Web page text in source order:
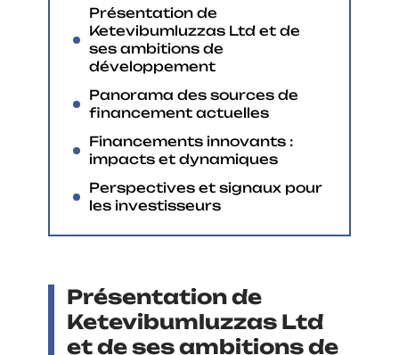
Présentation de
Ketevibumluzzas Ltd et de
ses ambitions de
développement
Panorama des sources de
financement actuelles
Financements innovants :
impacts et dynamiques
Perspectives et signaux pour
les investisseurs
Présentation de
Ketevibumluzzas Ltd
et de ses ambitions de